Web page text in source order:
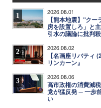
1 2026.08.01
【熊本地震】"ク
房を設置しろ」と
引水の議論に批判
2 2026.08.02
【名画座リバティ
リンカーン』
3 2026.08.06
高市政権の消費減
党が猛反発 ─ 一歩
い